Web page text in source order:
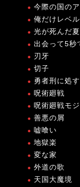
今際の国の
俺だけレベ
光が死んだ夏
出会って5秒
刃牙
切子
勇者刑に処
呪術廻戦
呪術廻戦モ
善悪の屑
嘘喰い
地獄楽
変な家
外道の歌
天国大魔境